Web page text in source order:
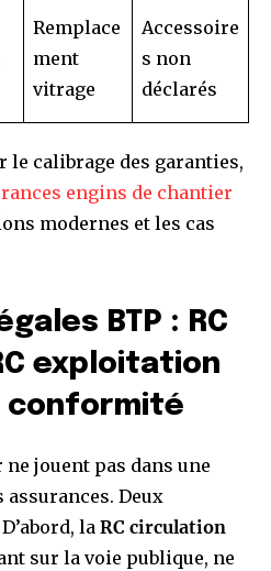
Remplace
ment
vitrage
Accessoire
s non
déclarés
calibrage des garanties,
engins de chantier
modernes et les cas
BTP : RC
exploitation
conformité
jouent pas dans une
assurances. Deux
la RC circulation
sur la voie publique, ne